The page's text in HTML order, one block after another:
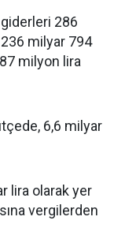
giderleri 286
milyar 794
milyon lira
6,6 milyar
lira olarak yer
vergilerden